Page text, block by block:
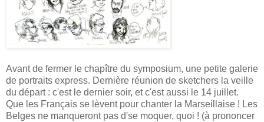
Avant de fermer le chapître du symposium, une petite galerie
de portraits express. Dernière réunion de sketchers la veille
du départ : c'est le dernier soir, et c'est aussi le 14 juillet.
Que les Français se lèvent pour chanter la Marseillaise ! Les
Belges ne manqueront pas d'se moquer, quoi ! (à prononcer